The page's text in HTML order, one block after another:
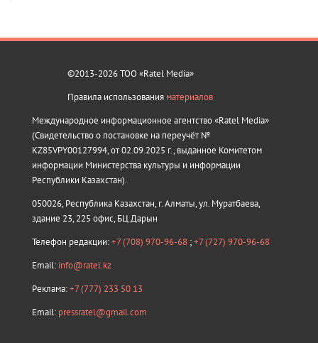
©2013-2026 ТОО «Ratel Media»
Правила использования материалов
Международное информационное агентство «Ratel Media»
(Свидетельство о постановке на переучёт №
KZ85VPY00127994, от 02.09.2025 г., выданное Комитетом
информации Министерства культуры и информации
Республики Казахстан).
050026, Республика Казахстан, г. Алматы, ул. Муратбаева,
здание 23, 225 офис, БЦ Дарын
Телефон редакции:+7 (708) 970-96-68 ;+7 (727) 970-96-68
Email: info@ratel.kz
Реклама:+7 (777) 233 50 13
Email: pressratel@gmail.com